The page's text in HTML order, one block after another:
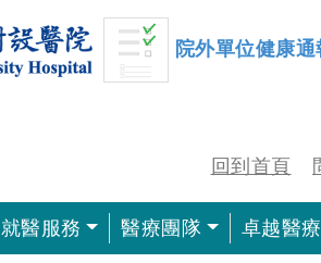
院外單位健康通
回到首頁
就醫服務 醫療團隊 卓越醫療